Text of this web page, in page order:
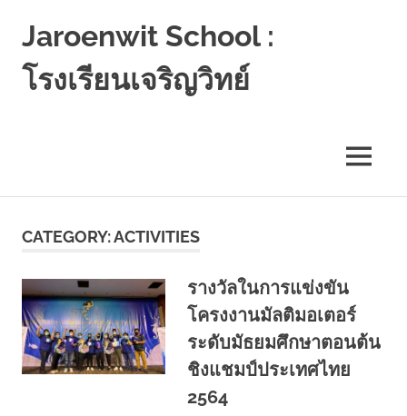
Jaroenwit School :
โรงเรียนเจริญวิทย์
MENU
CATEGORY:ACTIVITIES
รางวัลในการแข่งขัน
โครงงานมัลติมอเตอร์
ระดับมัธยมศึกษาตอนต้น
ชิงแชมป์ประเทศไทย
2564